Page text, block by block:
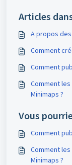
Articles
A propos
Comment
Comment
Comment
Minimaps ?
Vous
Comment
Comment
Minimaps ?